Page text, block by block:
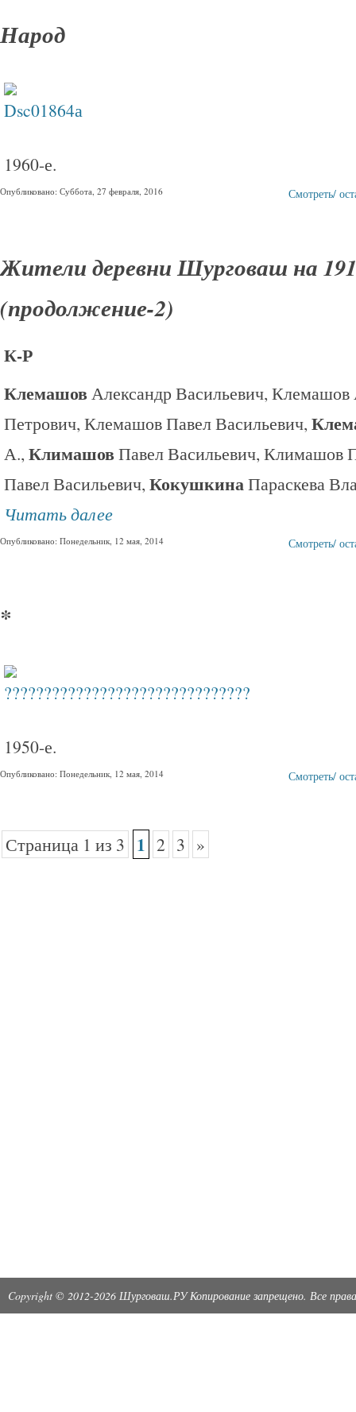
Народ
1960-е.
Опубликовано: Суббота, 27 февраля, 2016 Смотреть/
Жители деревни Шурговаш на
(продолжение-2)
К-Р
Клемашов Александр Васильевич, Клемашов
Петрович, Клемашов Павел Васильевич,
А., КлимашовПавел Васильевич, Климашов
Павел Васильевич, КокушкинаПараскева
Читать далее
Опубликовано: Понедельник, 12 мая, 2014 Смотреть/
*
1950-е.
Опубликовано: Понедельник, 12 мая, 2014 Смотреть/
Страница 1 из 3 1 2 3 »
Copyright © 2012-2026 Шурговаш.РУ Копирование запрещено. Все